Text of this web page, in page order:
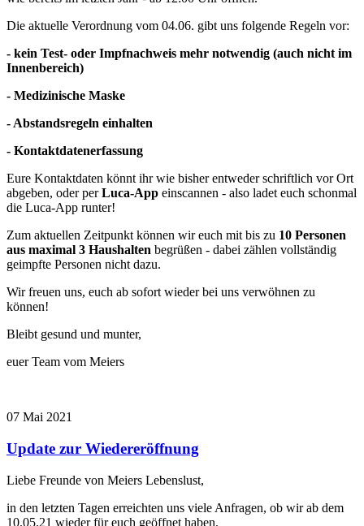
Die aktuelle Verordnung vom 04.06. gibt uns folgende Regeln vor:
- kein Test- oder Impfnachweis mehr notwendig (auch nicht im
Innenbereich)
- Medizinische Maske
- Abstandsregeln einhalten
- Kontaktdatenerfassung
Eure Kontaktdaten könnt ihr wie bisher entweder schriftlich vor Ort
abgeben, oder perLuca-App einscannen - also ladet euch schonmal
die Luca-App runter!
Zum aktuellen Zeitpunkt können wir euch mit bis zu 10 Personen
aus maximal 3 Haushalten begrüßen - dabei zählen vollständig
geimpfte Personen nicht dazu.
Wir freuen uns, euch ab sofort wieder bei uns verwöhnen zu
können!
Bleibt gesund und munter,
euer Team vom Meiers
07 Mai 2021
Update zur Wiedereröffnung
Liebe Freunde von Meiers Lebenslust,
in den letzten Tagen erreichten uns viele Anfragen, ob wir ab dem
10.05.21 wieder für euch geöffnet haben.